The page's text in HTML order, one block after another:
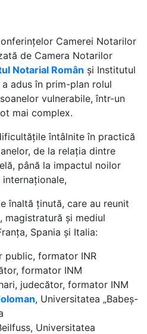
Camerei Notarilor
de Camera Notarilor
Notarial Român și Institutul
adus în prim-plan rolul
vulnerabile, într-un
mai complex.
întâlnite în practică
de la relația dintre
până la impactul noilor
înaltă ținută, care au reunit
și mediul
Spania și Italia:
public, formator INR
formator INM
judecător, formator INM
, Universitatea „Babeș-
Universitatea